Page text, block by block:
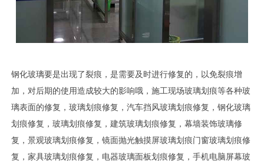
钢化玻璃要是出现了裂痕，是需要及时进行修复的，以免裂痕增
加，对后期的使用造成较大的影响哦，施工现场玻璃划痕等各种玻
璃表面的修复，玻璃划痕修复，汽车挡风玻璃划痕修复，钢化玻璃
划痕修复，玻璃划痕修复，建筑玻璃划痕修复，幕墙装饰玻璃修
复，景观玻璃划痕修复，镜面抛光触摸屏玻璃划痕门窗玻璃划痕修
复，家具玻璃划痕修复，电器玻璃面板划痕修复，手机电脑屏幕玻